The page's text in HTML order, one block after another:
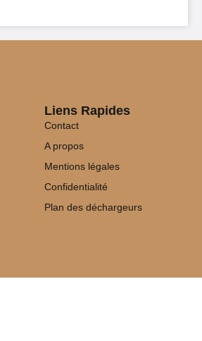
Liens Rapides
Contact
A propos
Mentions légales
Confidentialité
Plan des déchargeurs